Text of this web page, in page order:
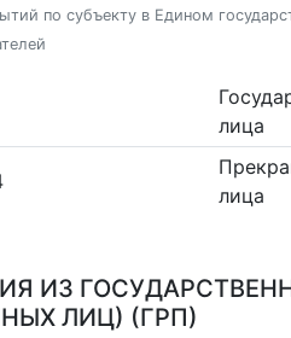
по субъекту в Едином
лица
лица
ИЗ
ЛИЦ) (ГРП)